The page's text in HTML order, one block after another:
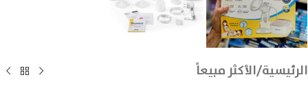
الرئيسية/الأكثر مبيعاً